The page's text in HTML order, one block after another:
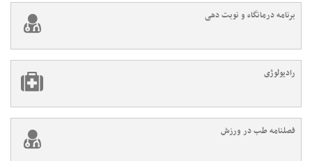
برنامه درمانگاه و نوبت دهی
رادیولوژی
فصلنامه طب در ورزش